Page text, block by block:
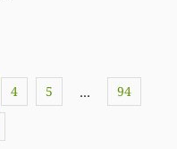
4 5 … 94